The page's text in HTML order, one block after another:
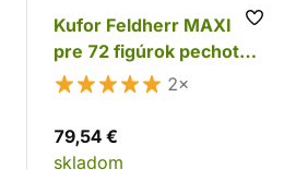
Kufor Feldherr MAXI
pre 72 figúrok pechoty
+ tanky a monštrá
2×
79,54 €
skladom